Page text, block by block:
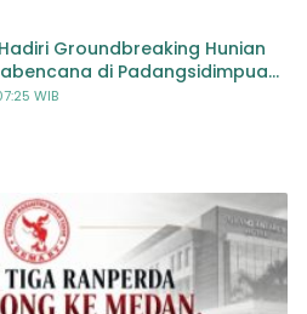
Groundbreaking Hunian
di Padangsidimpuan,
bagi Penyintas
WIB